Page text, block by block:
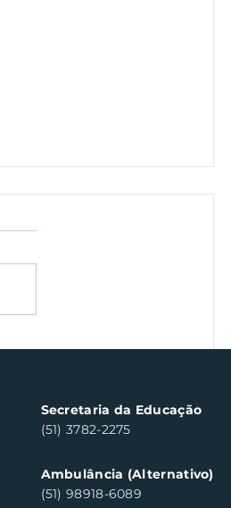
Secretaria da Educação
(51) 3782-2275
Ambulância (Alternativo)
(51) 98918-6089